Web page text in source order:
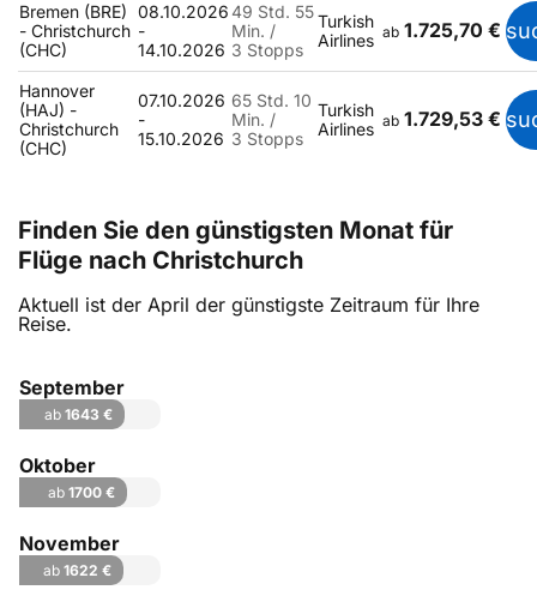
Bremen (BRE)
- Christchurch
(CHC)
08.10.2026
-
14.10.2026
49 Std. 55
Min. /
3 Stopps
Turkish
Airlines ab 1.725,70 €
Hannover
(HAJ) -
Christchurch
(CHC)
07.10.2026
-
15.10.2026
65 Std. 10
Min. /
3 Stopps
Turkish
Airlines ab 1.729,53 €
Finden Sie den günstigsten Monat für
Flüge nach Christchurch
Aktuell ist der April der günstigste Zeitraum für Ihre
Reise.
September
ab 1643 €
Oktober
ab 1700 €
November
ab 1622 €